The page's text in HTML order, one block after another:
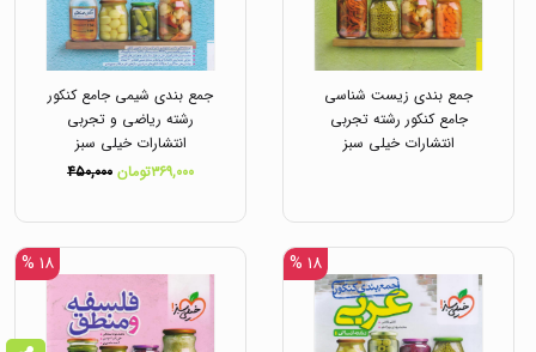
جمع بندی زیست شناسی
جامع کنکور رشته تجربی
انتشارات خیلی سبز
جمع بندی شیمی جامع کنکور
رشته ریاضی و تجربی
انتشارات خیلی سبز
۳۶۹,۰۰۰تومان
۴۵۰,۰۰۰
۱۸ % ۱۸ %